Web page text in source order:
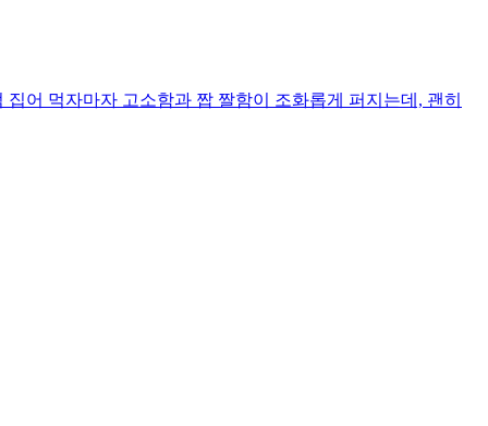
어 먹자마자 고소함과 짭 짤함이 조화롭게 퍼지는데, 괜히